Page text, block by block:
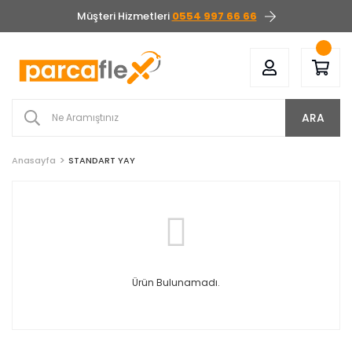
Müşteri Hizmetleri 0554 997 66 66
ARA
Anasayfa STANDART YAY
Ürün Bulunamadı.